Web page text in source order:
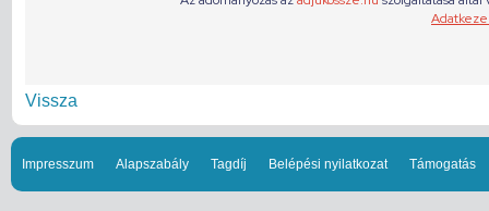
Vissza
Impresszum Alapszabály Tagdíj Belépési nyilatkozat Támogatás